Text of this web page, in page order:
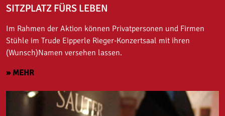
SITZPLATZ FÜRS LEBEN
Im Rahmen der Aktion können Privatpersonen und Firmen
Stühle im Trude Eipperle Rieger-Konzertsaal mit ihren
(Wunsch)Namen versehen lassen.
» MEHR